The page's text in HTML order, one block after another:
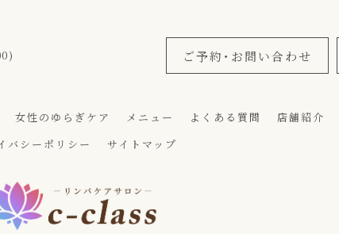
ご予約･お問い合わせ
女性のゆらぎケア メニュー よくある質問 店舗紹介
バシーポリシー
サイトマップ